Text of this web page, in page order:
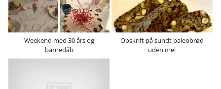
Weekend med 30 års og
barnedåb
Opskrift på sundt paleobrød
uden mel